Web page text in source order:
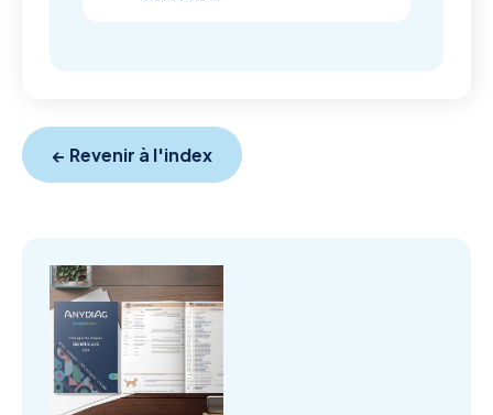
← Revenir à l'index